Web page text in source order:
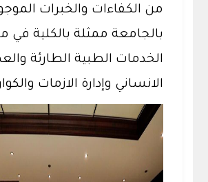
من الكفاءات والخبرات
بالجامعة ممثلة بالكلية في
الخدمات الطبية الطارئة
الانساني وإدارة الازمات